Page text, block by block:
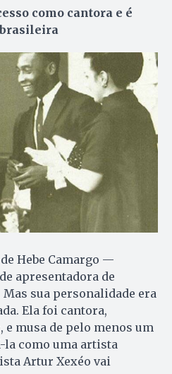
como cantora e é
Hebe Camargo —
apresentadora de
sua personalidade era
Ela foi cantora,
musa de pelo menos um
como uma artista
Artur Xexéo vai